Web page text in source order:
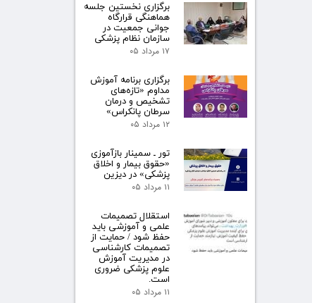
برگزاری نخستین جلسه
هماهنگی قرارگاه
جوانی جمعیت در
سازمان نظام پزشکی
۱۷ مرداد ۰۵
برگزاری برنامه آموزش
مداوم «تازه‌های
تشخیص و درمان
سرطان پانکراس»
۱۲ مرداد ۰۵
تور ـ سمینار بازآموزی
«حقوق بیمار و اخلاق
پزشکی» در دیزین
۱۱ مرداد ۰۵
استقلال تصمیمات
علمی و آموزشی باید
حفظ شود / حمایت از
تصمیمات کارشناسی
در مدیریت آموزش
علوم پزشکی ضروری
است.
۱۱ مرداد ۰۵